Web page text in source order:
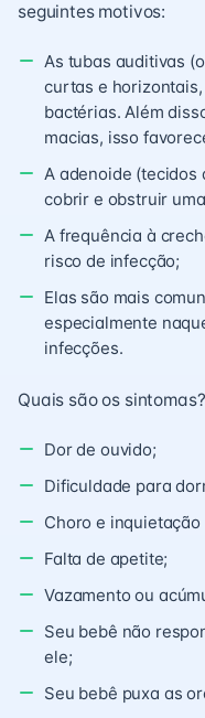
seguintes motivos:
As tubas auditivas
curtas e
bactérias. Além
macias, isso
A adenoide (tecidos
cobrir e obstruir
A frequência à
risco de infecção;
Elas são mais
especialmente
infecções.
Quais são os sintomas?
Dor de ouvido;
Dificuldade para
Choro e inquietação
Falta de apetite;
Vazamento ou
Seu bebê não
ele;
Seu bebê puxa as